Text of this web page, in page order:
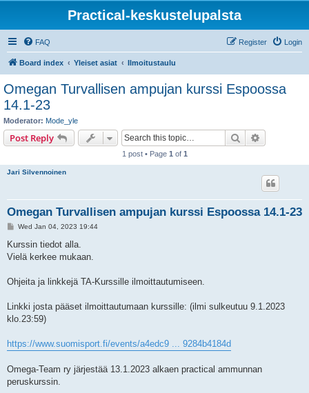
Practical-keskustelupalsta
FAQ Login
Register
Board index Yleiset asiat Ilmoitustaulu
Omegan Turvallisen ampujan kurssi Espoossa
14.1-23
Moderator: Mode_yle
Post Reply Search
1 post • Page 1 of 1
Jari Silvennoinen
Omegan Turvallisen ampujan kurssi Espoossa 14.1-23
P
s
Wed Jan 04, 2023 19:44
Kurssin tiedot alla.
Vielä kerkee mukaan.
Ohjeita ja linkkejä TA-Kurssille ilmoittautumiseen.
Linkki josta pääset ilmoittautumaan kurssille: (ilmi sulkeutuu 9.1.2023
klo.23:59)
https://www.suomisport.fi/events/a4edc9 ... 9284b4184d
Omega-Team ry järjestää 13.1.2023 alkaen practical ammunnan
peruskurssin.